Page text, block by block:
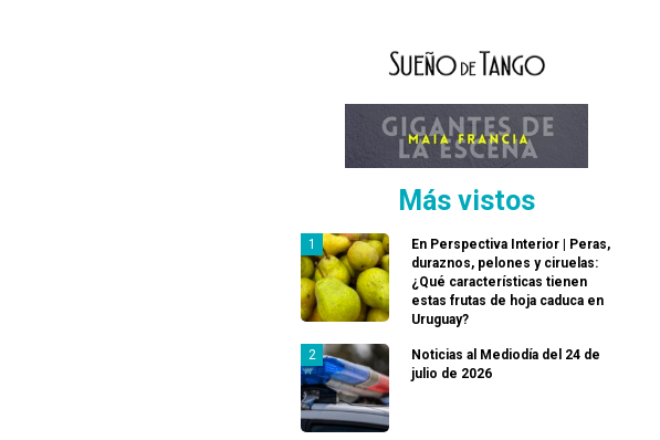
Más vistos
En Perspectiva Interior | Peras,
duraznos, pelones y ciruelas:
¿Qué características tienen
estas frutas de hoja caduca en
Uruguay?
Noticias al Mediodía del 24 de
julio de 2026